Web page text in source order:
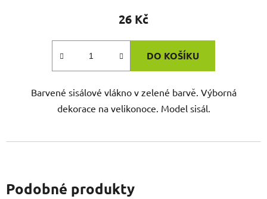
26 Kč
DO KOŠÍKU
Barvené sisálové vlákno v zelené barvě. Výborná
dekorace na velikonoce. Model sisál.
Podobné produkty